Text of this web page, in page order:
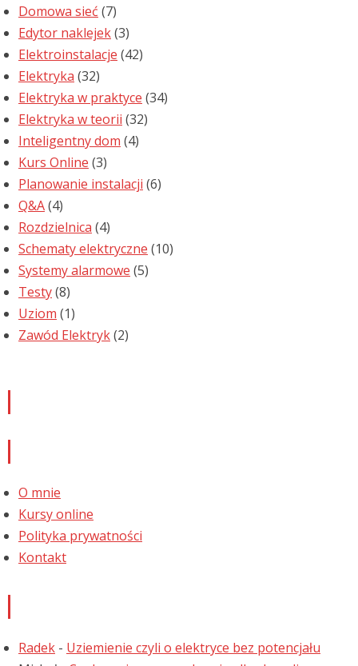
Domowa sieć (7)
Edytor naklejek(3)
Elektroinstalacje (42)
Elektryka (32)
Elektryka w praktyce (34)
Elektryka w teorii (32)
Inteligentny dom (4)
Kurs Online (3)
Planowanie instalacji (6)
Q&A(4)
Rozdzielnica (4)
Schematy elektryczne (10)
Systemy alarmowe (5)
Testy(8)
Uziom (1)
Zawód Elektryk(2)
O mnie
Kursy online
Polityka prywatności
Kontakt
Radek - Uziemienie czyli o elektryce bez potencjału